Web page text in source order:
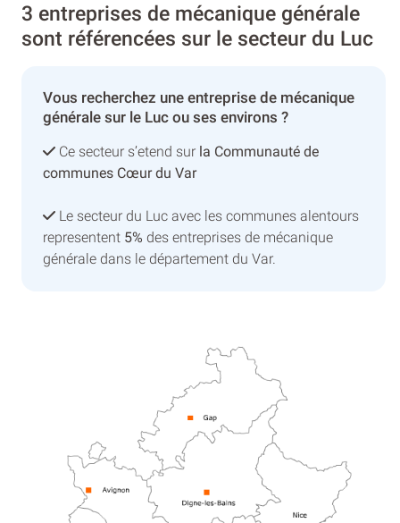
3 entreprises de mécanique générale
sont référencées sur le secteur du Luc
Vous recherchez une entreprise de mécanique
générale sur le Luc ou ses environs ?
Ce secteur s’etend sur la Communauté de
communes Cœur du Var
Le secteur du Luc avec les communes alentours
representent 5% des entreprises de mécanique
générale dans le département du Var.